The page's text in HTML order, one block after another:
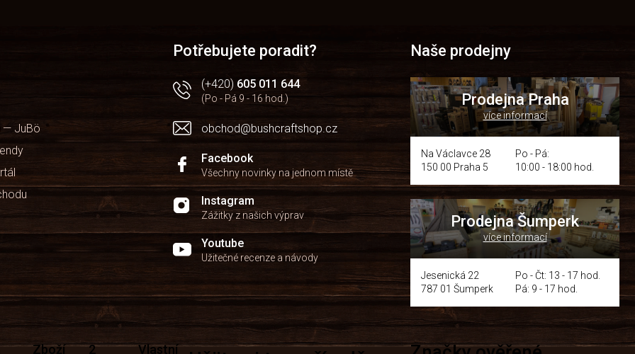
— JuBö
Potřebujete poradit?
(+420) 605 011 644
(Po - Pá 9 - 16 hod.)
obchod@bushcraftshop.cz
Facebook
Všechny novinky na jednom místě
Instagram
Zážitky z našich výprav
Youtube
Užitečné recenze a návody
Naše prodejny
Prodejna Praha
více informací
Na Václavce 28
150 00 Praha 5
Po - Pá:
10:00 - 18:00 hod.
Prodejna Šumperk
více informací
Jesenická 22
787 01 Šumperk
Po - Čt: 13 - 17 hod.
Pá: 9 - 17 hod.
Zboží
2
Vlastní